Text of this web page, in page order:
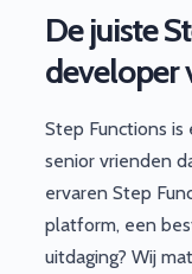
De juiste
developer
Step Functions is
senior vrienden
ervaren Step
platform, een
uitdaging? Wij